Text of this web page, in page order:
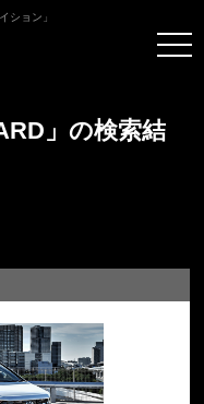
ション」
」の検索結